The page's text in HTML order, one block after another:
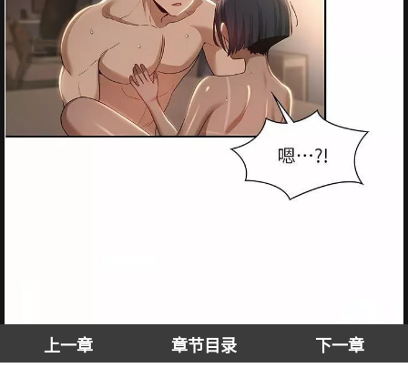
上一章 章节目录 下一章